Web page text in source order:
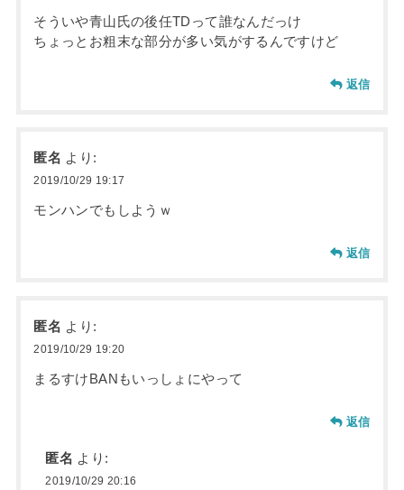
そういや青山氏の後任TDって誰なんだっけ
ちょっとお粗末な部分が多い気がするんですけど
返信
匿名 より:
2019/10/29 19:17
モンハンでもしようｗ
返信
匿名 より:
2019/10/29 19:20
まるすけBANもいっしょにやって
返信
匿名 より:
2019/10/29 20:16